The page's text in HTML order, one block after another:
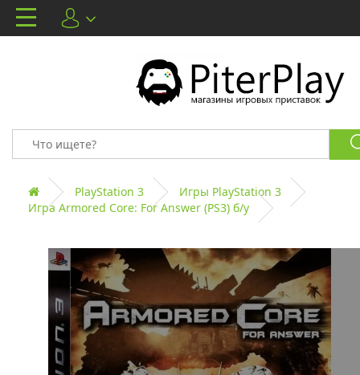
PlayStation 3
Игры PlayStation 3
Игра Armored Core: For Answer (PS3) б/у